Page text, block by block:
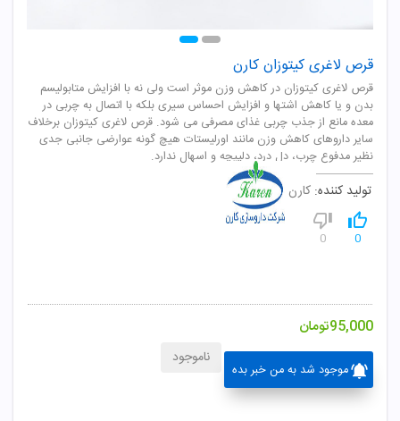
قرص لاغری کیتوزان کارن
قرص لاغری کیتوزان در کاهش وزن موثر است ولی نه با افزایش متابولیسم
بدن و یا کاهش اشتها و افزایش احساس سیری بلکه با اتصال به چربی در
معده مانع از جذب چربی غذای مصرفی می شود. قرص لاغری کیتوزان برخلاف
سایر داروهای کاهش وزن مانند اورلیستات هیچ گونه عوارضی جانبی جدی
نظیر مدفوع چرب، دل درد، دلپیچه و اسهال ندارد.
تولید کننده: کارن
0
0
95,000تومان
موجود شد به من خبر بده
ناموجود